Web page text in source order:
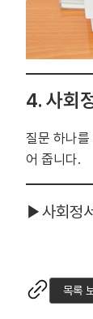
4. 사회
질문 하나
어 줍니다.
▶사회정
목록